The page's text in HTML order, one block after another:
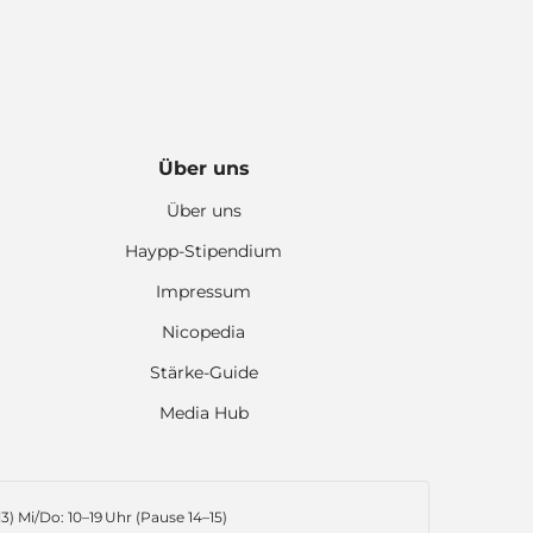
Mi/Do: 10–19 Uhr (Pause 14–15)
Über uns
Über uns
Haypp-Stipendium
Impressum
Nicopedia
Stärke-Guide
Media Hub